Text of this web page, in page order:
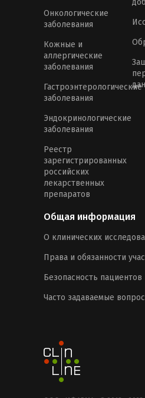
Онкологические
заболевания
Кожные и
аллергические
заболевания
Гастроэнтерологические
заболевания
Эндокринологические
заболевания
Реестр
зарегистрированных
российских
лекарственных
препаратов
Общая информация
О клинических
Права и обязанности
Безопасность пациентов
Часто задаваемые